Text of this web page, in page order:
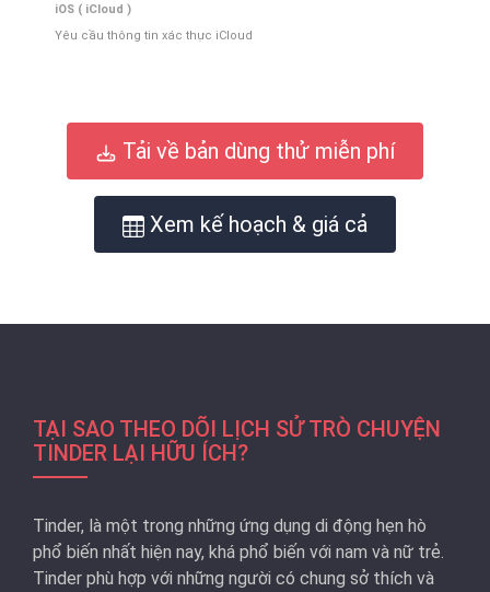
iOS ( iCloud )
Yêu cầu thông tin xác thực iCloud
Tải về bản dùng thử miễn phí
Xem kế hoạch & giá cả
TẠI SAO THEO DÕI LỊCH SỬ TRÒ CHUYỆN
TINDER LẠI HỮU ÍCH?
Tinder, là một trong những ứng dụng di động hẹn hò
phổ biến nhất hiện nay, khá phổ biến với nam và nữ trẻ.
Tinder phù hợp với những người có chung sở thích và